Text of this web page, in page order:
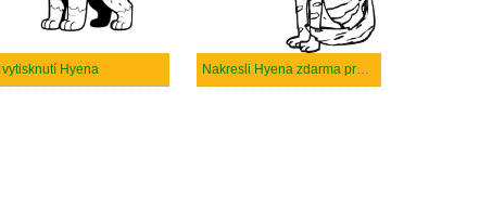
vytisknutí Hyena Nakresli Hyena zdarma pro děti